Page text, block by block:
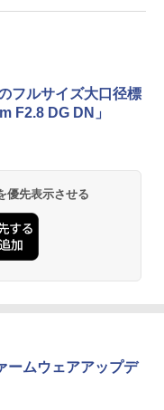
フルサイズ大口径標
F2.8 DG DN」
優先表示させる
ームウェアアップデ